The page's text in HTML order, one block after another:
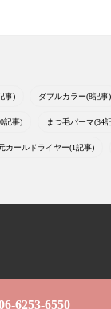
事) ダブルカラー(8記事)
記事) まつ毛パーマ(34
カールドライヤー(1記事)
6253-6550